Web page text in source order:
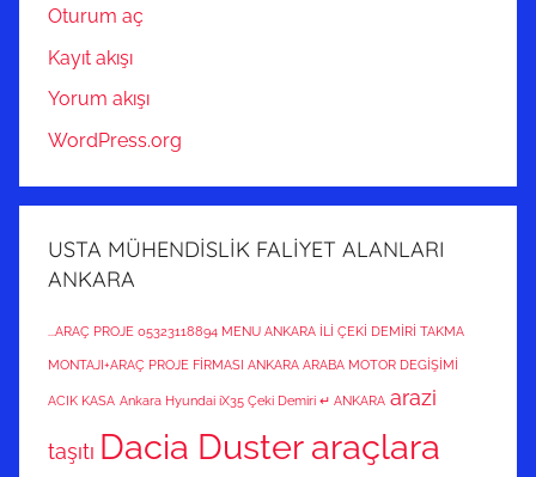
Oturum aç
Kayıt akışı
Yorum akışı
WordPress.org
USTA MÜHENDİSLİK FALİYET ALANLARI
ANKARA
...ARAÇ PROJE 05323118894 MENU ANKARA İLİ ÇEKİ DEMİRİ TAKMA
MONTAJI+ARAÇ PROJE FİRMASI ANKARA ARABA MOTOR DEGİŞİMİ
ACIK KASA Ankara Hyundai iX35 Çeki Demiri ↵ ANKARA arazi
taşıtı Dacia Duster araçlara